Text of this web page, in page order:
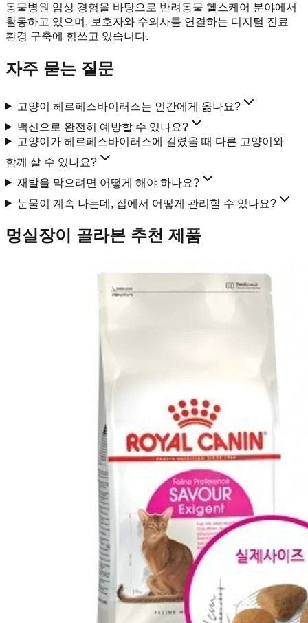
동물병원 임상 경험을 바탕으로 반려동물 헬스케어 분야에서
활동하고 있으며, 보호자와 수의사를 연결하는 디지털 진료
환경 구축에 힘쓰고 있습니다.
자주 묻는 질문
고양이 헤르페스바이러스는 인간에게 옮나요?
백신으로 완전히 예방할 수 있나요?
고양이가 헤르페스바이러스에 걸렸을 때 다른 고양이와
함께 살 수 있나요?
재발을 막으려면 어떻게 해야 하나요?
눈물이 계속 나는데, 집에서 어떻게 관리할 수 있나요?
멍실장이 골라본 추천 제품